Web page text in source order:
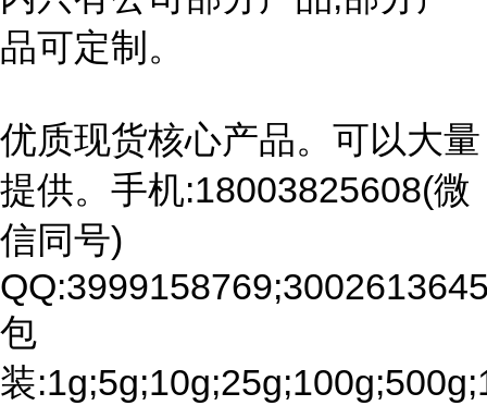
品可定制。
优质现货核心产品。可以大量
提供。手机:18003825608(微
信同号)
包
装